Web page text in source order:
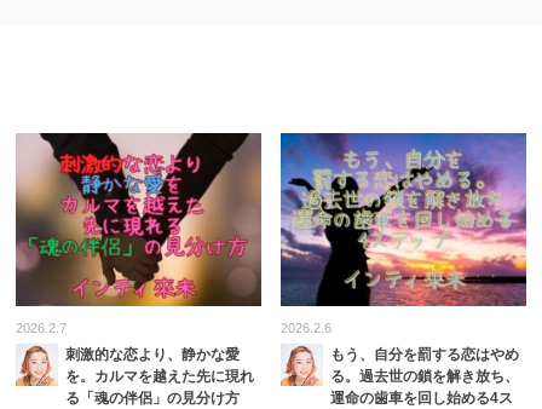
2026.2.7
刺激的な恋より、静かな愛
を。カルマを越えた先に現れ
る「魂の伴侶」の見分け方
2026.2.6
もう、自分を罰する恋はやめ
る。過去世の鎖を解き放ち、
運命の歯車を回し始める4ス